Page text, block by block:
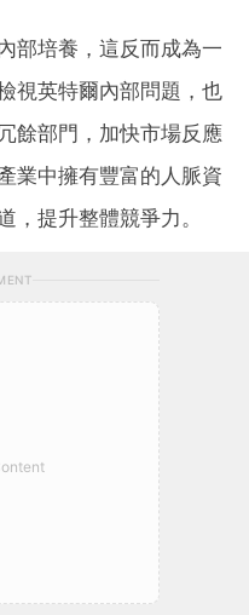
部培養，這反而成為一
視英特爾內部問題，也
餘部門，加快市場反應
業中擁有豐富的人脈資
，提升整體競爭力。